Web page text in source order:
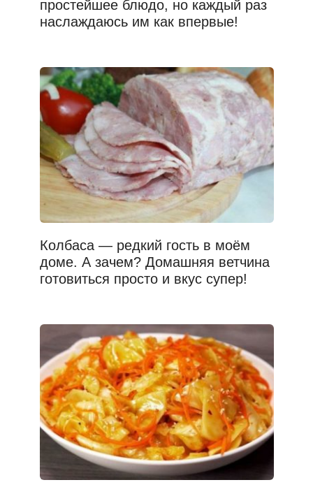
простейшее блюдо, но каждый раз
наслаждаюсь им как впервые!
Колбаса — редкий гость в моём
доме. А зачем? Домашняя ветчина
готовиться просто и вкус супер!